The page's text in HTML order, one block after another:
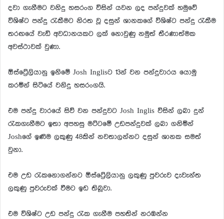
දවා ගැනීමට වනිදු හසරංග විසින් යවන ලද පන්දුවක් හමුවේ
විශිෂ්ට පන්දු රැකීමට නිරත වූ දසුන් ශානකගේ විශිෂ්ට පන්දු රැකීම
තරඟයේ වැඩි අවධානයකට ලක් නොවුණු නමුත් තීරණාත්මක
අවස්ථාවක් වුණා.
ඕස්ට්‍රේලියානු ඉනිමේ Josh Inglisට 13න් වන පන්දුවාරය යොමු
කරමින් සිටියේ වනිදු හසරංගයි.
එම පන්දු වාරයේ සිව් වන පන්දුවට Josh Inglis විසින් ලබා දුන්
රැකගැනීමට ඉතා අපහසු මට්ටමේ උඩපන්දුවක් ලබා ගනිමින්
Joshගේ ඉණිම ලකුණු 48කින් නවතාලන්නට දසුන් ශානක සමත්
වුනා.
එම උඩ රැකනොගන්නට ඕස්ට්‍රේලියානු ලකුණු පුවරුව දැවැන්ත
ලකුණු පුවරුවක් වීමට ඉඩ තිබූවා.
එම විශිෂ්ට උඩ පන්දු රැක ගැනීම පහතින් නරඹන්න